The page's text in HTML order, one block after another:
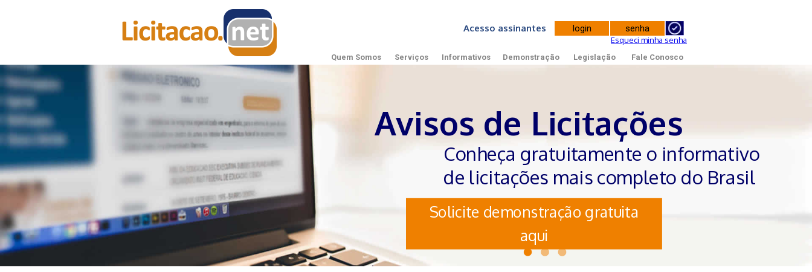
Acesso assinantes
Esqueci minha senha
Quem Somos Serviços Informativos Demonstração Legislação Fale Conosco
Avisos de Licitações
Conheça gratuitamente o informativo
de licitações mais completo do Brasil
Solicite demonstração gratuita
aqui